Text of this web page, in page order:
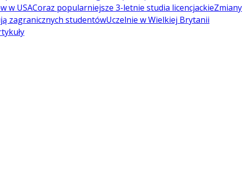
w USACoraz popularniejsze 3-letnie studia licencjackieZmiany
zagranicznych studentówUczelnie w Wielkiej Brytanii